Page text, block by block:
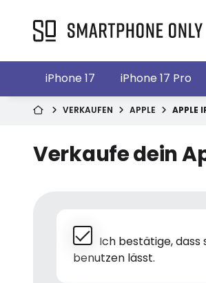
iPhone 17 iPhone 17 Pro
VERKAUFEN APPLE APPLE
Verkaufe dein
Ich bestätige, dass
benutzen lässt.